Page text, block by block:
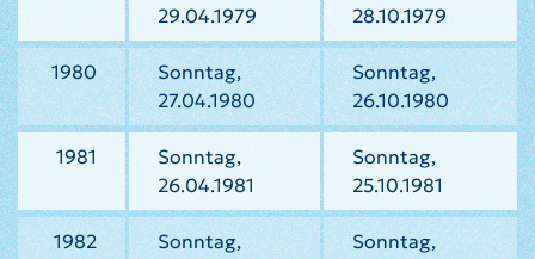
29.04.1979
28.10.1979
1980
Sonntag,
27.04.1980
Sonntag,
26.10.1980
1981
Sonntag,
26.04.1981
Sonntag,
25.10.1981
1982
Sonntag,
Sonntag,